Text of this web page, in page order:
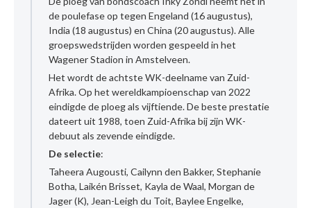
de poulefase op tegen Engeland (16 augustus),
India (18 augustus) en China (20 augustus). Alle
groepswedstrijden worden gespeeld in het
Wagener Stadion in Amstelveen.
Het wordt de achtste WK-deelname van Zuid-
Afrika. Op het wereldkampioenschap van 2022
eindigde de ploeg als vijftiende. De beste prestatie
dateert uit 1988, toen Zuid-Afrika bij zijn WK-
debuut als zevende eindigde.
De selectie:
Taheera Augousti, Cailynn den Bakker, Stephanie
Botha, Laikén Brisset, Kayla de Waal, Morgan de
Jager (K), Jean-Leigh du Toit, Baylee Engelke,